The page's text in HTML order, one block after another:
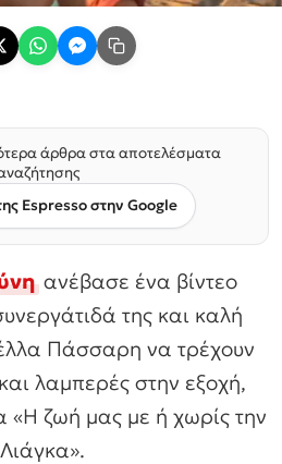
άρθρα στα αποτελέσματα
Espresso στην Google
ανέβασε ένα βίντεο
της και καλή
Πάσσαρη να τρέχουν
λαμπερές στην εξοχή,
«Η ζωή μας με ή χωρίς την